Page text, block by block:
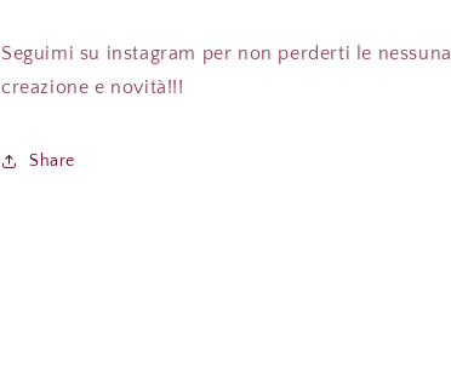
Seguimi su instagram per non perderti le nessuna
creazione e novità!!!
Share